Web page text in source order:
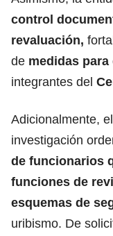
control
revaluación,
de medidas para
integrantes del
Adicionalmente,
investigación
de funcionarios
funciones de
esquemas de
uribismo. De